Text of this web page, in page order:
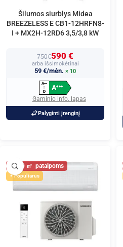
Šilumos siurblys Midea
BREEZELESS E CB1-12HRFN8-
I + MX2H-12RD6 3,5/3,8 kW
750€590 €
arba išsimokėtinai
59 €/mėn. × 10
A+++
↑
D
A+++
Gaminio info. lapas
Palyginti įrenginį
40
Populiarus